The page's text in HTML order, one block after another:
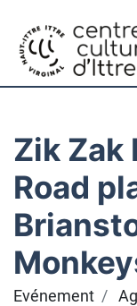
Zik Zak
Road
Evénement